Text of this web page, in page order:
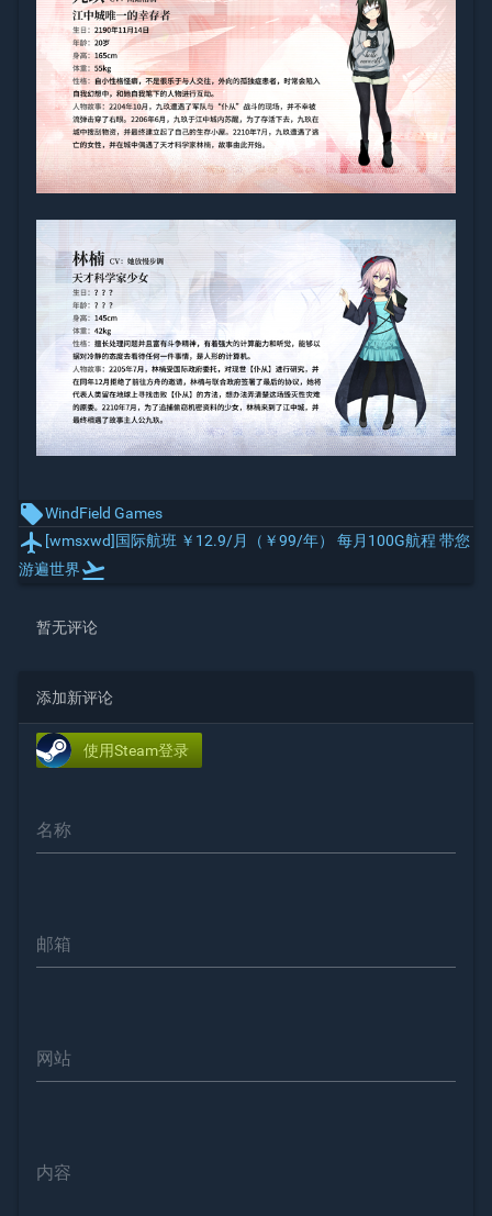
local_offerWindField Games
local_airport [wmsxwd]国际航班 ￥12.9/月（￥99/年） 每月100G航程 带您
游遍世界flight_takeoff
暂无评论
添加新评论
使用Steam登录
名称
邮箱
网站
内容